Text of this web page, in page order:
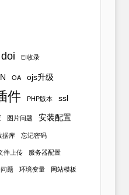
doi EI收录
OA ojs升级
件 PHP版本 ssl
图片问题 安装配置
据库 忘记密码
件上传 服务器配置
题 环境变量 网站模板